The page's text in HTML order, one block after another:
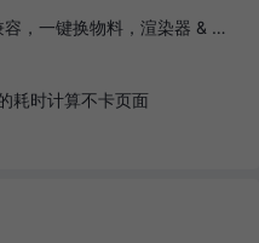
GenUI SDK v1.3.0 发布｜多框架兼容，一键换物料，渲染器 & 演练场全面增强！
耗时计算不卡页面